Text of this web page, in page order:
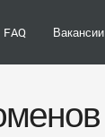
FAQ Вакансии